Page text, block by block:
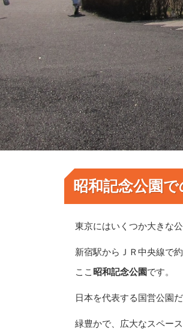
昭和記念公園で
東京にはいくつか大きな
新宿駅からＪＲ中央線で
ここ 昭和記念公園です。
日本を代表する国営公園
緑豊かで、広大なスペー